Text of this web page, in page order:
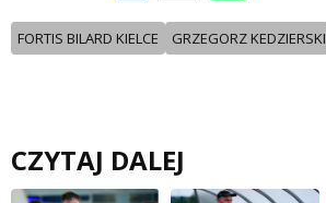
FORTIS BILARD KIELCE GRZEGORZ KEDZIERSKI
CZYTAJ DALEJ